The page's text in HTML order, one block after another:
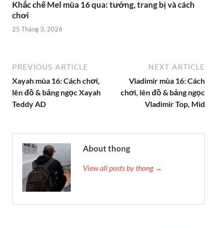
Khắc chế Mel mùa 16 qua: tướng, trang bị và cách
chơi
25 Tháng 3, 2026
PREVIOUS ARTICLE
Xayah mùa 16: Cách chơi,
lên đồ & bảng ngọc Xayah
Teddy AD
NEXT ARTICLE
Vladimir mùa 16: Cách
chơi, lên đồ & bảng ngọc
Vladimir Top, Mid
About thong
View all posts by thong →